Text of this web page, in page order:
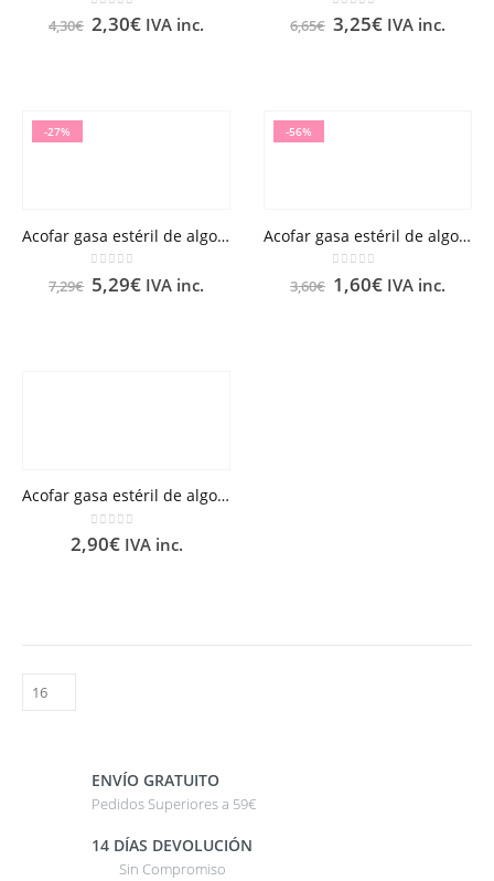
0out of 5
4,30€ 2,30€ IVA inc. 0out of 5
6,65€ 3,25€ IVA inc.
-27%
Acofar gasa estéril de algodón hidrófilo en compresas 100 U
0out of 5
7,29€ 5,29€ IVA inc.
-56%
Acofar gasa estéril de algodón hidrófilo en compresas 25 U
0out of 5
3,60€ 1,60€ IVA inc.
Acofar gasa estéril de algodón hidrófilo en compresas 50 U
0out of 5
2,90€ IVA inc.
ENVÍO GRATUITO
Pedidos Superiores a 59€
14 DÍAS DEVOLUCIÓN
Sin Compromiso